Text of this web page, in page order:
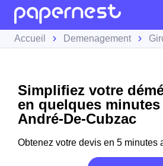
Accueil Demenagement